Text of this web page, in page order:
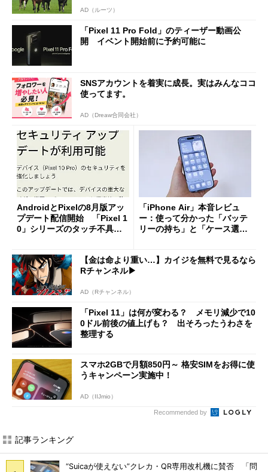
AD（ルーツ）
「Pixel 11 Pro Fold」のティーザー動画公
開 イベント開始前に予約可能に
SNSアカウントを着実に成長。実はみんなココ
使ってます。
AD（Dreaw合同会社）
AndroidとPixelの8月版アッ
プデート配信開始 「Pixel 1
0」シリーズのタッチ不具合
「iPhone Air」本音レビュ
ー：使って分かった「バッテ
リーの持ち」と「ケース選
【金は命より重い…】カイジを無料で見るなら
Rチャンネル▶︎
AD（Rチャンネル）
「Pixel 11」は何が変わる？ メモリ減少で10
0ドル前後の値上げも？ 出そろったうわさを
整理する
スマホ2GBで月額850円～ 格安SIMをお得に使
うキャンペーン実施中！
AD（IIJmio）
Recommended by
記事ランキング
“Suicaが使えない”クレカ・QR専用改札機に賛否 「問